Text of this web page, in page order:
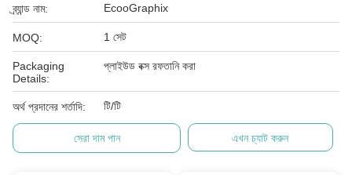
ব্র্যান্ড নাম: EcooGraphix
MOQ: 1 সেট
Packaging
Details:
প্লাইউড বক্স রফতানি করা
অর্থ প্রদানের শর্তাদি: টি/টি
সেরা দাম পান এখন চ্যাট করুন